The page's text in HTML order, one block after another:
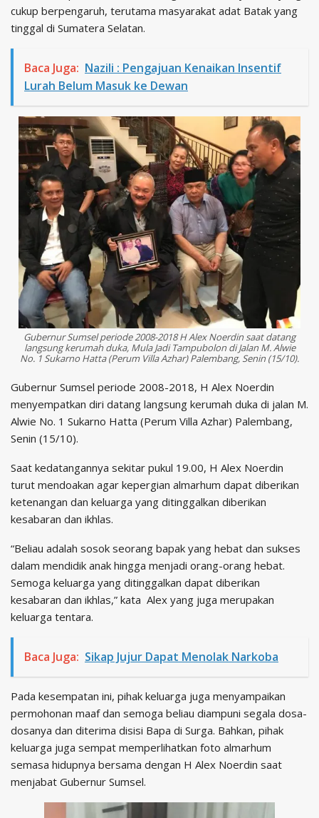
cukup berpengaruh, terutama masyarakat adat Batak yang
tinggal di Sumatera Selatan.
Baca Juga: Nazili : Pengajuan Kenaikan Insentif
Lurah Belum Masuk ke Dewan
Gubernur Sumsel periode 2008-2018 H Alex Noerdin saat datang
langsung kerumah duka, Mula Jadi Tampubolon di Jalan M. Alwie
No. 1 Sukarno Hatta (Perum Villa Azhar) Palembang, Senin (15/10).
Gubernur Sumsel periode 2008-2018, H Alex Noerdin
menyempatkan diri datang langsung kerumah duka di jalan M.
Alwie No. 1 Sukarno Hatta (Perum Villa Azhar) Palembang,
Senin (15/10).
Saat kedatangannya sekitar pukul 19.00, H Alex Noerdin
turut mendoakan agar kepergian almarhum dapat diberikan
ketenangan dan keluarga yang ditinggalkan diberikan
kesabaran dan ikhlas.
“Beliau adalah sosok seorang bapak yang hebat dan sukses
dalam mendidik anak hingga menjadi orang-orang hebat.
Semoga keluarga yang ditinggalkan dapat diberikan
kesabaran dan ikhlas,” kata Alex yang juga merupakan
keluarga tentara.
Baca Juga: Sikap Jujur Dapat Menolak Narkoba
Pada kesempatan ini, pihak keluarga juga menyampaikan
permohonan maaf dan semoga beliau diampuni segala dosa-
dosanya dan diterima disisi Bapa di Surga. Bahkan, pihak
keluarga juga sempat memperlihatkan foto almarhum
semasa hidupnya bersama dengan H Alex Noerdin saat
menjabat Gubernur Sumsel.